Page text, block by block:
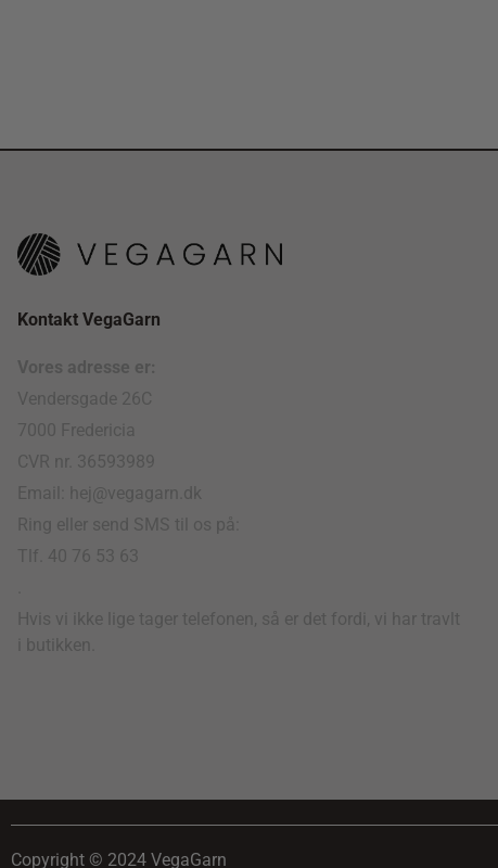
Kontakt VegaGarn
Vores adresse er:
Vendersgade 26C
7000 Fredericia
CVR nr. 36593989
Email: hej@vegagarn.dk
Ring eller send SMS til os på:
Tlf. 40 76 53 63
Hvis vi ikke lige tager telefonen, så er det fordi, vi har travlt
i butikken.
Copyright © 2024 VegaGarn